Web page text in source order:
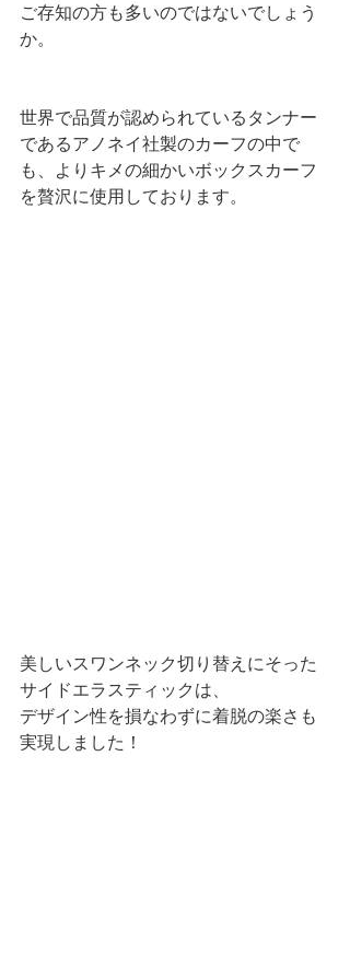
ご存知の方も多いのではないでしょう
か。
世界で品質が認められているタンナー
であるアノネイ社製のカーフの中で
も、よりキメの細かいボックスカーフ
を贅沢に使用しております。
美しいスワンネック切り替えにそった
サイドエラスティックは、
デザイン性を損なわずに着脱の楽さも
実現しました！